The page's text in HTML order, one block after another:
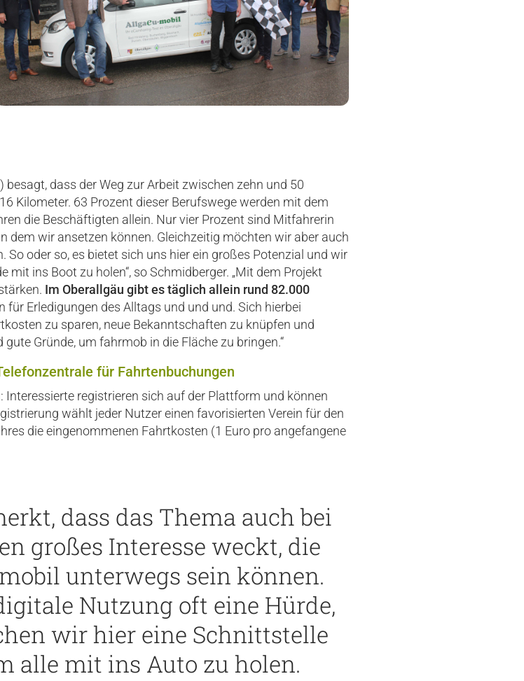
dass der Weg zur Arbeit zwischen zehn und 50
Kilometer. 63 Prozent dieser Berufswege werden mit dem
die Beschäftigten allein. Nur vier Prozent sind Mitfahrerin
dem wir ansetzen können. Gleichzeitig möchten wir aber auch
oder so, es bietet sich uns hier ein großes Potenzial und wir
ins Boot zu holen“, so Schmidberger. „Mit dem Projekt
Im Oberallgäu gibt es täglich allein rund 82.000
für Erledigungen des Alltags und und und. Sich hierbei
zu sparen, neue Bekanntschaften zu knüpfen und
Gründe, um fahrmob in die Fläche zu bringen.“
für Fahrtenbuchungen
registrieren sich auf der Plattform und können
wählt jeder Nutzer einen favorisierten Verein für den
die eingenommenen Fahrtkosten (1 Euro pro angefangene
dass das Thema auch bei
großes Interesse weckt, die
unterwegs sein können.
Nutzung oft eine Hürde,
wir hier eine Schnittstelle
alle mit ins Auto zu holen.